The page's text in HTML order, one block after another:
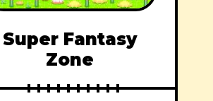
Super Fantasy
Zone